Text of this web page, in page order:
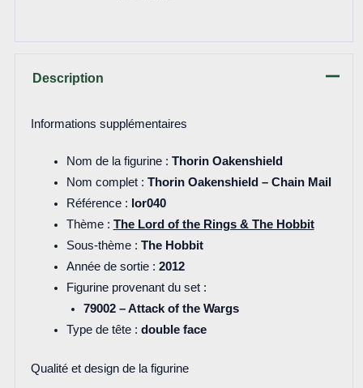
Description
Informations supplémentaires
Nom de la figurine : Thorin Oakenshield
Nom complet : Thorin Oakenshield – Chain Mail
Référence : lor040
Thème : The Lord of the Rings & The Hobbit
Sous-thème : The Hobbit
Année de sortie : 2012
Figurine provenant du set :
79002 – Attack of the Wargs
Type de tête : double face
Qualité et design de la figurine